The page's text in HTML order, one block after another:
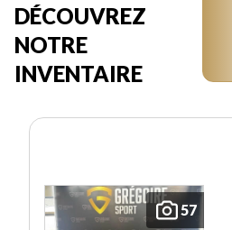
DÉCOUVREZ
NOTRE
INVENTAIRE
57